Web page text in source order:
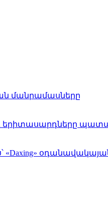
մանրամասները
երիտասարդները
«Daxing»